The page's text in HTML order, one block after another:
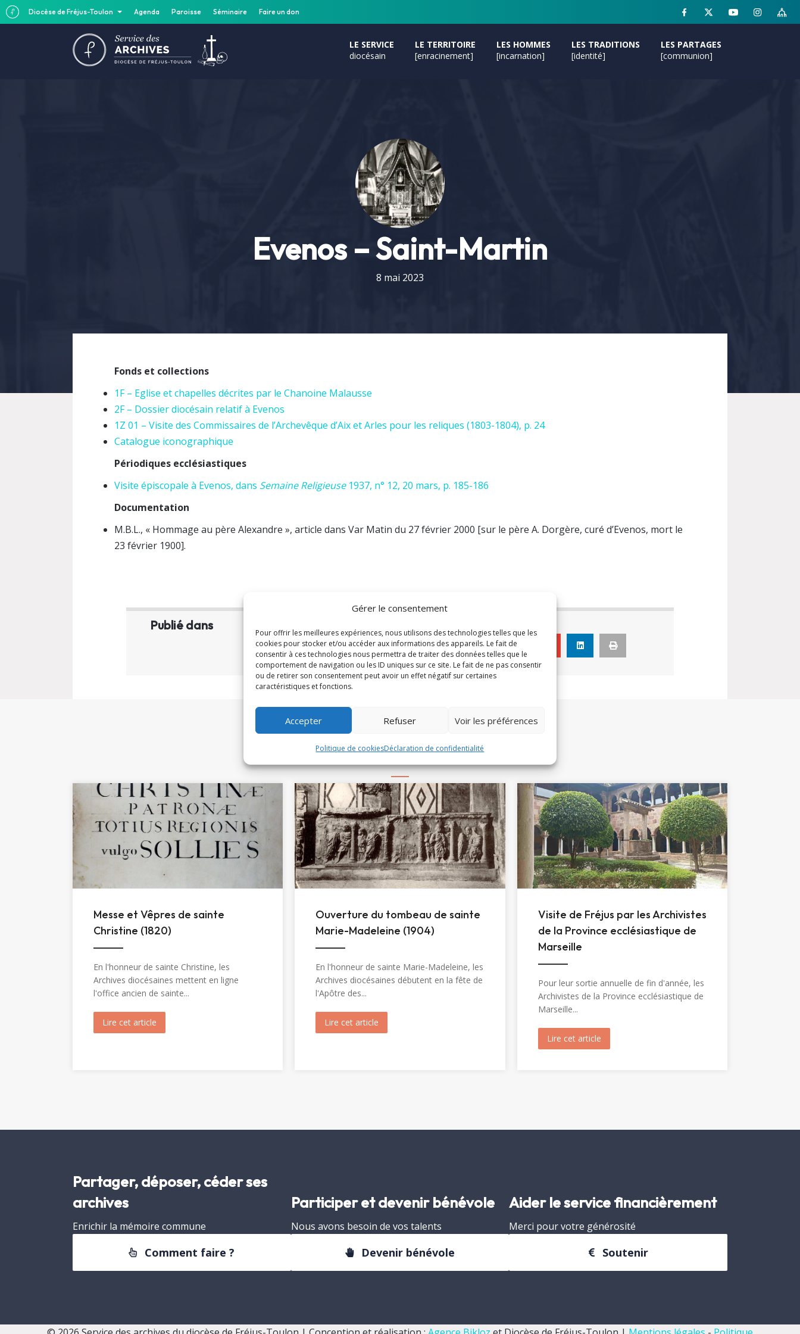
Diocèse de Fréjus-Toulon Agenda Paroisse Séminaire Faire un don
Gérer le consentement
Pour offrir les meilleures expériences, nous utilisons des technologies telles que les
cookies pour stocker et/ou accéder aux informations des appareils. Le fait de
consentir à ces technologies nous permettra de traiter des données telles que le
comportement de navigation ou les ID uniques sur ce site. Le fait de ne pas consentir
ou de retirer son consentement peut avoir un effet négatif sur certaines
caractéristiques et fonctions.
Accepter Refuser Voir les préférences
Politique de cookiesDéclaration de confidentialité
LE SERVICE
diocésain
LE TERRITOIRE
[enracinement]
LES HOMMES
[incarnation]
LES TRADITIONS
[identité]
LES PARTAGES
[communion]
Evenos – Saint-Martin
8 mai 2023
Fonds et collections
1F – Eglise et chapelles décrites par le Chanoine Malausse
2F – Dossier diocésain relatif à Evenos
1Z 01 – Visite des Commissaires de l’Archevêque d’Aix et Arles pour les reliques (1803-1804), p. 24
Catalogue iconographique
Périodiques ecclésiastiques
Visite épiscopale à Evenos, dans Semaine Religieuse1937, n° 12, 20 mars, p. 185-186
Documentation
M.B.L., « Hommage au père Alexandre », article dans Var Matin du 27 février 2000 [sur le père A. Dorgère, curé d’Evenos, mort le
23 février 1900].
Publié dans
𝕏
À la une
Messe et Vêpres de sainte
Christine (1820)
En l'honneur de sainte Christine, les
Archives diocésaines mettent en ligne
l'office ancien de sainte...
Lire cet article about Messe et Vêpres de sainte Christine (1820)
Ouverture du tombeau de sainte
Marie-Madeleine (1904)
En l'honneur de sainte Marie-Madeleine, les
Archives diocésaines débutent en la fête de
l'Apôtre des...
Lire cet article
Visite de Fréjus par les Archivistes
de la Province ecclésiastique de
Marseille
Pour leur sortie annuelle de fin d'année, les
Archivistes de la Province ecclésiastique de
Marseille...
Lire cet article
Partager, déposer, céder ses
archives
Enrichir la mémoire commune
Comment faire ?
Participer et devenir bénévole
Nous avons besoin de vos talents
Devenir bénévole
Aider le service financièrement
Merci pour votre générosité
Soutenir